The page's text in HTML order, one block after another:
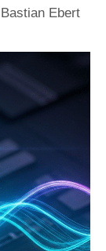
Bastian Ebert